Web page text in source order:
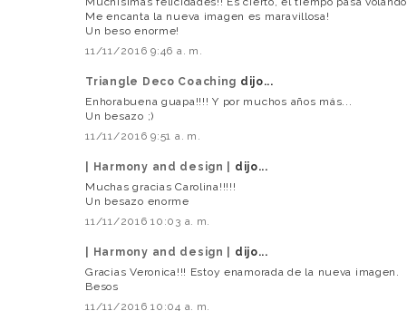
Me encanta la nueva imagen es maravillosa!
Un beso enorme!
11/11/2016 9:46 a. m.
Triangle Deco Coaching dijo...
Enhorabuena guapa!!!! Y por muchos años más...
Un besazo ;)
11/11/2016 9:51 a. m.
| Harmony and design | dijo...
Muchas gracias Carolina!!!!!
Un besazo enorme
11/11/2016 10:03 a. m.
| Harmony and design | dijo...
Gracias Veronica!!! Estoy enamorada de la nueva imagen.
Besos
11/11/2016 10:04 a. m.